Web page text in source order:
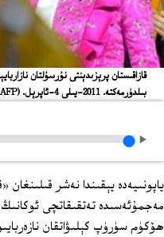
قازاقىستان پرېزىدېنتى نۇرسۇلتان
بىلدۈرمەكتە. 2011-يىلى 4-ئاپرېل.
(AFP)
ياپونىيەدە يېقىندا نەشر قىلىنغان
مەجمۇئەسىدە تەتقىقاتچى ئوكانىڭ
ھۆكۈم سۈرۈپ كېلىۋاتقان